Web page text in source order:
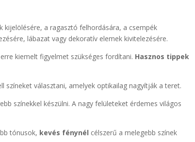
kijelölésére, a ragasztó felhordására, a csempék
lábazat vagy dekoratív elemek kivitelezésére.
kiemelt figyelmet szükséges fordítani. Hasznos tippek
színeket választani, amelyek optikailag nagyítják a teret.
színekkel készülni. A nagy felületeket érdemes világos
tónusok, kevés fénynél célszerű a melegebb színek